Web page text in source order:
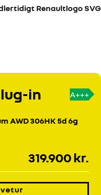
in
AWD 306HK 5d 6g
A+++
319.900 kr.